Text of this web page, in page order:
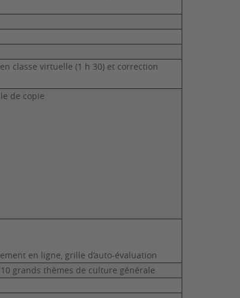
classe virtuelle (1 h 30) et correction
de copie
en ligne, grille d’auto-évaluation
grands thèmes de culture générale